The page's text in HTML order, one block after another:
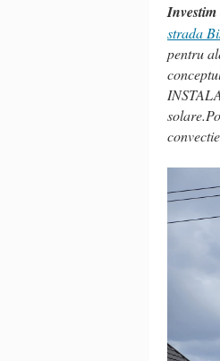
strada
pentru